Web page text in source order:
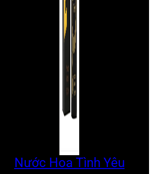
Nước Hoa Tình Yêu